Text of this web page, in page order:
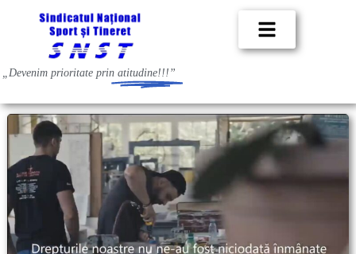
„Devenim prioritate prin atitudine!!!”